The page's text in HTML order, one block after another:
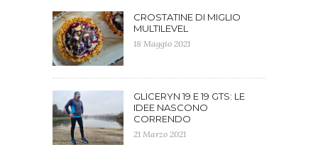
CROSTATINE DI MIGLIO
MULTILEVEL
18 Maggio 2021
GLICERYN 19 E 19 GTS: LE
IDEE NASCONO
CORRENDO
21 Marzo 2021